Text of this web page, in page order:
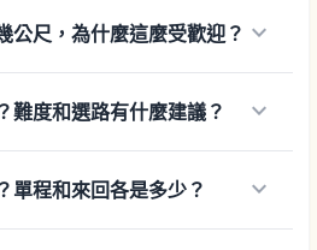
公尺，為什麼這麼受歡迎？ keyboard_arrow_down
難度和選路有什麼建議？ keyboard_arrow_down
單程和來回各是多少？ keyboard_arrow_down